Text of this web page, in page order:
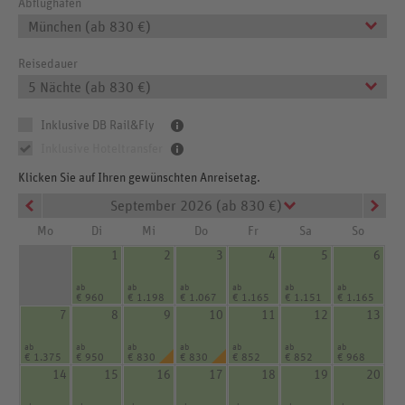
Abflughafen
München (ab 830 €)
Reisedauer
5 Nächte (ab 830 €)
Inklusive DB Rail&Fly
Klicken Sie auf Ihren gewünschten Anreisetag.
September 2026 (ab 830 €)
Mo Di Mi Do Fr Sa
So
1
ab
€ 960
2
ab
€ 1.198
3
ab
€ 1.067
4
ab
€ 1.165
5
ab
€ 1.151
6
ab
€ 1.165
7
ab
€ 1.375
8
ab
€ 950
9
ab
€ 830
10
ab
€ 830
11
ab
€ 852
12
ab
€ 852
13
ab
€ 968
14 15 16 17 18 19 20